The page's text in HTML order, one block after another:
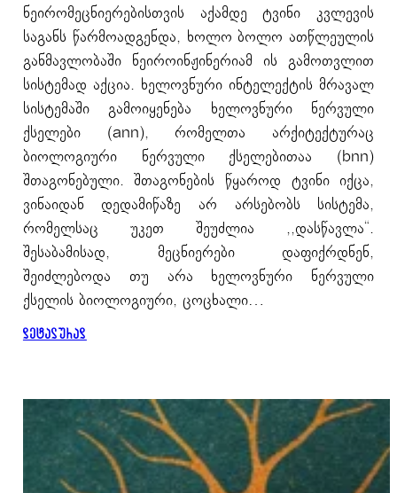
ნეირომეცნიერებისთვის აქამდე ტვინი კვლევის
საგანს წარმოადგენდა, ხოლო ბოლო ათწლეულის
განმავლობაში ნეიროინჟინერიამ ის გამოთვლით
სისტემად აქცია. ხელოვნური ინტელექტის მრავალ
სისტემაში გამოიყენება ხელოვნური ნერვული
ქსელები (ann), რომელთა არქიტექტურაც
ბიოლოგიური ნერვული ქსელებითაა (bnn)
შთაგონებული. შთაგონების წყაროდ ტვინი იქცა,
ვინაიდან დედამიწაზე არ არსებობს სისტემა,
რომელსაც უკეთ შეუძლია ,,დასწავლა“.
შესაბამისად, მეცნიერები დაფიქრდნენ,
შეიძლებოდა თუ არა ხელოვნური ნერვული
ქსელის ბიოლოგიური, ცოცხალი…
დეტალურად